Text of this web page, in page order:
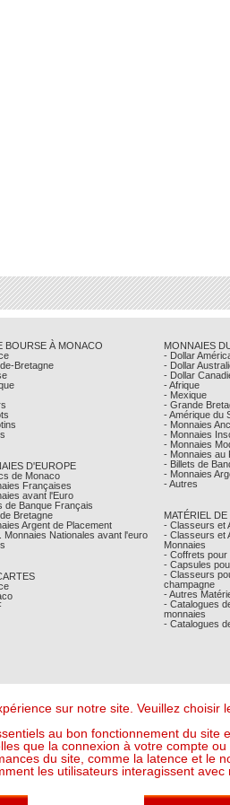
BOURSE À MONACO
Bretagne
D'EUROPE
de Monaco
Françaises
avant l'Euro
de Banque Français
Bretagne
Argent de Placement
Monnaies Nationales avant l'euro
MONNAIES
- Dollar
- Dollar
- Dollar
- Afrique
- Mexique
- Grande
- Amérique du
- Monnaies
- Monnaies
- Monnaies
- Monnaies au
- Billets de
- Monnaies
- Autres
MATÉRIEL
- Classeurs et
- Classeurs et
Monnaies
- Coffrets pour
- Capsules
- Classeurs
champagne
- Autres
- Catalogues
monnaies
- Catalogues
© Comptoir Philatelique et Numismatique de
sur notre site. Veuillez choisir
au bon fonctionnement du
que la connexion à votre compte
du site, comme la latence et le
les utilisateurs interagissent avec